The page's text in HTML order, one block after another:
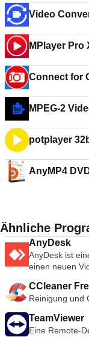
Video
MPlayer Pro
Connect for
MPEG-2
potplayer
AnyMP4
Ähnliche
AnyDesk
AnyDesk ist
einen neuen
aussehende
AnyDesk-
Software
Enden der
AnyDesk ist
CCleaner
Reinigung und
TeamViewer
Eine Remote-